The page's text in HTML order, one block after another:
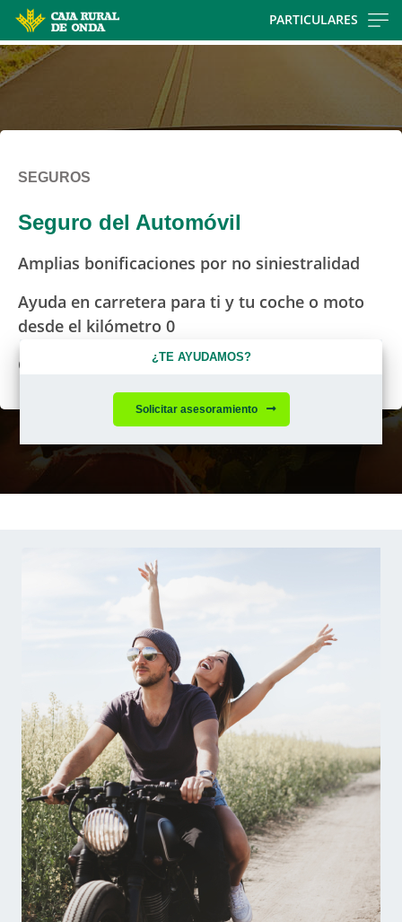
PARTICULARES
SEGUROS
Seguro del Automóvil
Amplias bonificaciones por no siniestralidad
Ayuda en carretera para ti y tu coche o moto
desde el kilómetro 0
Opción de contratar con compañías líderes
¿TE AYUDAMOS?
Solicitar asesoramiento